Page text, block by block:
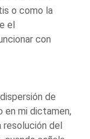
o como la
el
con
de
en mi dictamen,
resolución del